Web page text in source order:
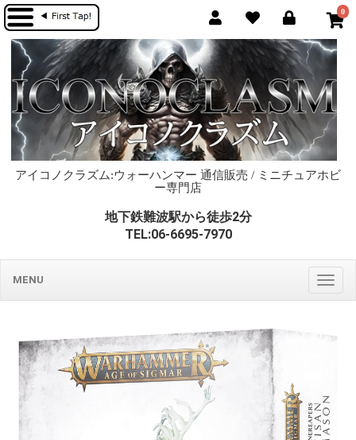
0
アイコノクラズム:ウォーハンマー 通信販売 / ミニチュアホビ
ー専門店
地下鉄難波駅から徒歩2分
TEL:06-6695-7970
MENU